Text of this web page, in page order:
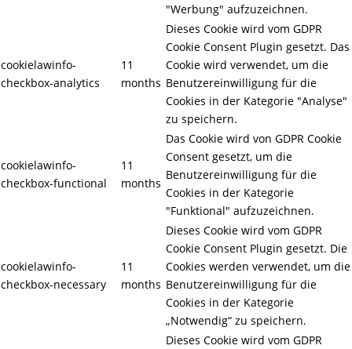
"Werbung" aufzuzeichnen.
cookielawinfo-
checkbox-analytics
11
months
Dieses Cookie wird vom GDPR
Cookie Consent Plugin gesetzt. Das
Cookie wird verwendet, um die
Benutzereinwilligung für die
Cookies in der Kategorie "Analyse"
zu speichern.
cookielawinfo-
checkbox-functional
11
months
Das Cookie wird von GDPR Cookie
Consent gesetzt, um die
Benutzereinwilligung für die
Cookies in der Kategorie
"Funktional" aufzuzeichnen.
cookielawinfo-
checkbox-necessary
11
months
Dieses Cookie wird vom GDPR
Cookie Consent Plugin gesetzt. Die
Cookies werden verwendet, um die
Benutzereinwilligung für die
Cookies in der Kategorie
„Notwendig“ zu speichern.
Dieses Cookie wird vom GDPR